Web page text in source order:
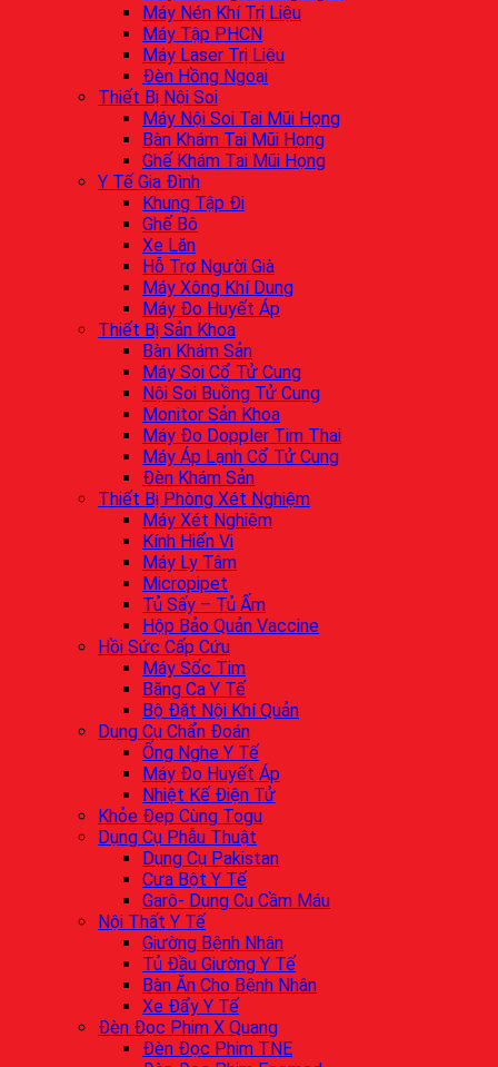
Máy Nén Khí Trị Liệu
Máy Tập PHCN
Máy Laser Trị Liệu
Đèn Hồng Ngoại
Thiết Bị Nội Soi
Máy Nội Soi Tai Mũi Họng
Bàn Khám Tai Mũi Họng
Ghế Khám Tai Mũi Họng
Y Tế Gia Đình
Khung Tập Đi
Ghế Bô
Xe Lăn
Hỗ Trợ Người Già
Máy Xông Khí Dung
Máy Đo Huyết Áp
Thiết Bị Sản Khoa
Bàn Khám Sản
Máy Soi Cổ Tử Cung
Nội Soi Buồng Tử Cung
Monitor Sản Khoa
Máy Đo Doppler Tim Thai
Máy Áp Lạnh Cổ Tử Cung
Đèn Khám Sản
Thiết Bị Phòng Xét Nghiệm
Máy Xét Nghiệm
Kính Hiển Vi
Máy Ly Tâm
Micropipet
Tủ Sấy – Tủ Ấm
Hộp Bảo Quản Vaccine
Hồi Sức Cấp Cứu
Máy Sốc Tim
Băng Ca Y Tế
Bộ Đặt Nội Khí Quản
Dụng Cụ Chẩn Đoán
Ống Nghe Y Tế
Máy Đo Huyết Áp
Nhiệt Kế Điện Tử
Khỏe Đẹp Cùng Togu
Dụng Cụ Phẫu Thuật
Dụng Cụ Pakistan
Cưa Bột Y Tế
Garô- Dụng Cụ Cầm Máu
Nội Thất Y Tế
Giường Bệnh Nhân
Tủ Đầu Giường Y Tế
Bàn Ăn Cho Bệnh Nhân
Xe Đẩy Y Tế
Đèn Đọc Phim X Quang
Đèn Đọc Phim TNE